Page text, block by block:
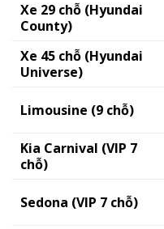
Xe 29 chỗ (Hyundai
County)
Xe 45 chỗ (Hyundai
Universe)
Limousine (9 chỗ)
Kia Carnival (VIP 7
chỗ)
Sedona (VIP 7 chỗ)